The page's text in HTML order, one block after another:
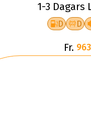
1-3 Dagars
D D
Fr.